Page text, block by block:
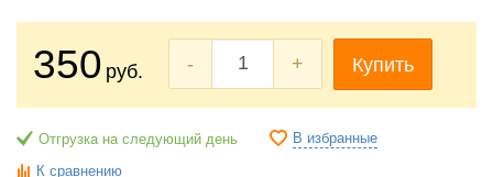
350 руб. - + Купить
Отгрузка на следующий день В избранные
К сравнению